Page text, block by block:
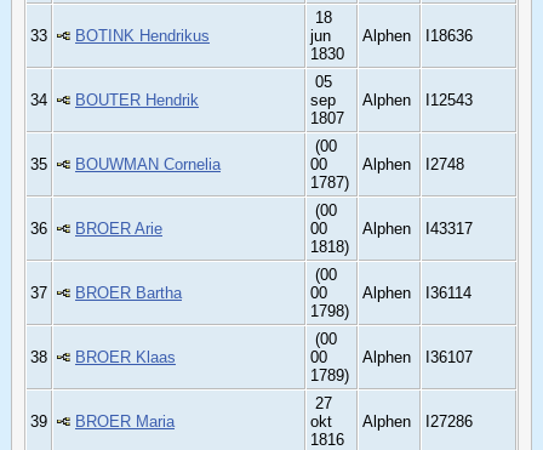
33 BOTINK Hendrikus
18
jun
1830
Alphen I18636
34 BOUTER Hendrik
05
sep
1807
Alphen I12543
35 BOUWMAN Cornelia
(00
00
1787)
Alphen I2748
36 BROER Arie
(00
00
1818)
Alphen I43317
37 BROER Bartha
(00
00
1798)
Alphen I36114
38 BROER Klaas
(00
00
1789)
Alphen I36107
39 BROER Maria
27
okt
1816
Alphen I27286